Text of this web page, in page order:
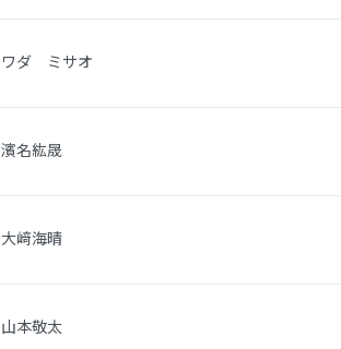
ワダ ミサオ
濱名紘晟
大﨑海晴
山本敬太